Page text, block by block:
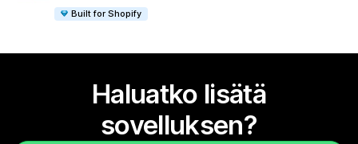
Built for Shopify
Haluatko lisätä
sovelluksen?